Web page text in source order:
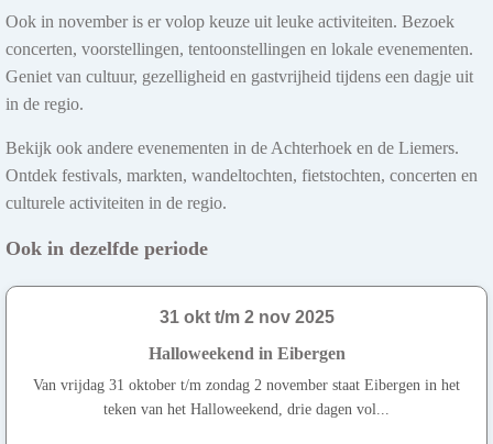
Ook in november is er volop keuze uit leuke activiteiten. Bezoek
concerten, voorstellingen, tentoonstellingen en lokale evenementen.
Geniet van cultuur, gezelligheid en gastvrijheid tijdens een dagje uit
in de regio.
Bekijk ook andere evenementen in de Achterhoek en de Liemers.
Ontdek festivals, markten, wandeltochten, fietstochten, concerten en
culturele activiteiten in de regio.
Ook in dezelfde periode
31 okt t/m 2 nov 2025
Halloweekend in Eibergen
Van vrijdag 31 oktober t/m zondag 2 november staat Eibergen in het
teken van het Halloweekend, drie dagen vol...